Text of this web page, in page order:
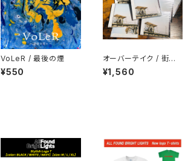
VoLeR / 最後の煙
¥550
オーバーテイク / 街角
リズム
¥1,560